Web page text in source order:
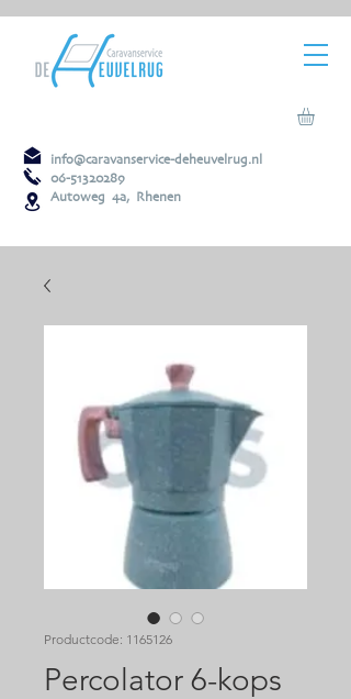
info@caravanservice-deheuvelrug.nl
06-51320289
Autoweg 4a, Rhenen
Productcode: 1165126
Percolator 6-kops